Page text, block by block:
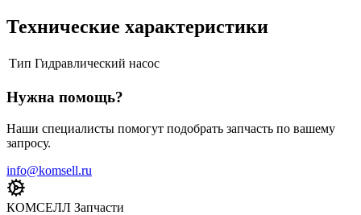
Технические характеристики
Тип Гидравлический насос
Нужна помощь?
Наши специалисты помогут подобрать запчасть по вашему
запросу.
info@komsell.ru
КОМСЕЛЛ Запчасти